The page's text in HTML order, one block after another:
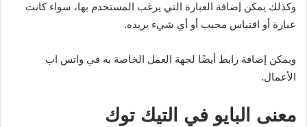
وكذلك يمكن إضافة العبارة التي يرغب المستخدم بها، سواء كانت
عبارة أو اقتباس محبب أو أي شيء يريده.
ويمكن إضافة رابط أيضًا لجهة العمل الخاصة به في واتس اب
الأعمال.
معنى البايو في التيك توك